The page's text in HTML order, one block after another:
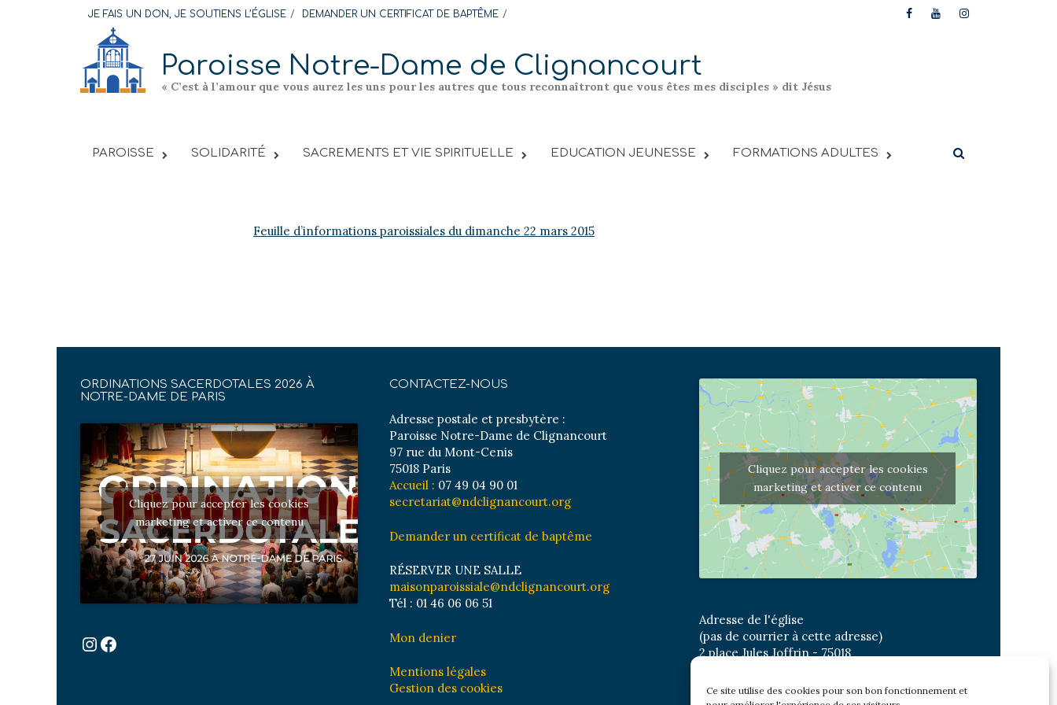
Ce site utilise des cookies pour son bon fonctionnement et
content
JE FAIS UN DON, JE SOUTIENS L’ÉGLISE DEMANDER UN CERTIFICAT DE BAPTÊME
Paroisse Notre-Dame de Clignancourt
« C’est à l’amour que vous aurez les uns pour les autres que tous reconnaîtront que vous êtes mes disciples » dit Jésus
PAROISSE SOLIDARITÉ SACREMENTS ET VIE SPIRITUELLE EDUCATION JEUNESSE FORMATIONS ADULTES
Feuille d’informations paroissiales du dimanche 22 mars 2015
ORDINATIONS SACERDOTALES 2026 À
NOTRE-DAME DE PARIS
Cliquez pour accepter les cookies
marketing et activer ce contenu
Instagram
Facebook
CONTACTEZ-NOUS
Adresse postale et presbytère :
Paroisse Notre-Dame de Clignancourt
97 rue du Mont-Cenis
75018 Paris
Accueil : 07 49 04 90 01
secretariat@ndclignancourt.org
Demander un certificat de baptême
RÉSERVER UNE SALLE
maisonparoissiale@ndclignancourt.org
Tél : 01 46 06 06 51
Mon denier
Mentions légales
Gestion des cookies
Cliquez pour accepter les cookies
marketing et activer ce contenu
Adresse de l'église
(pas de courrier à cette adresse)
2 place Jules Joffrin - 75018
Bus : Mairie du XVIII